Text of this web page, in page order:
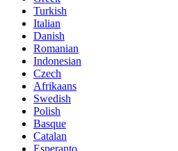
Turkish
Italian
Danish
Romanian
Indonesian
Czech
Afrikaans
Swedish
Polish
Basque
Catalan
Esperanto